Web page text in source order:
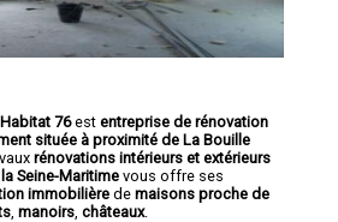
76est entreprise de rénovation
située à proximité de La Bouille
rénovations intérieurs et extérieurs
Seine-Maritime vous offre ses
immobilièrede maisons proche de
manoirs châteaux.